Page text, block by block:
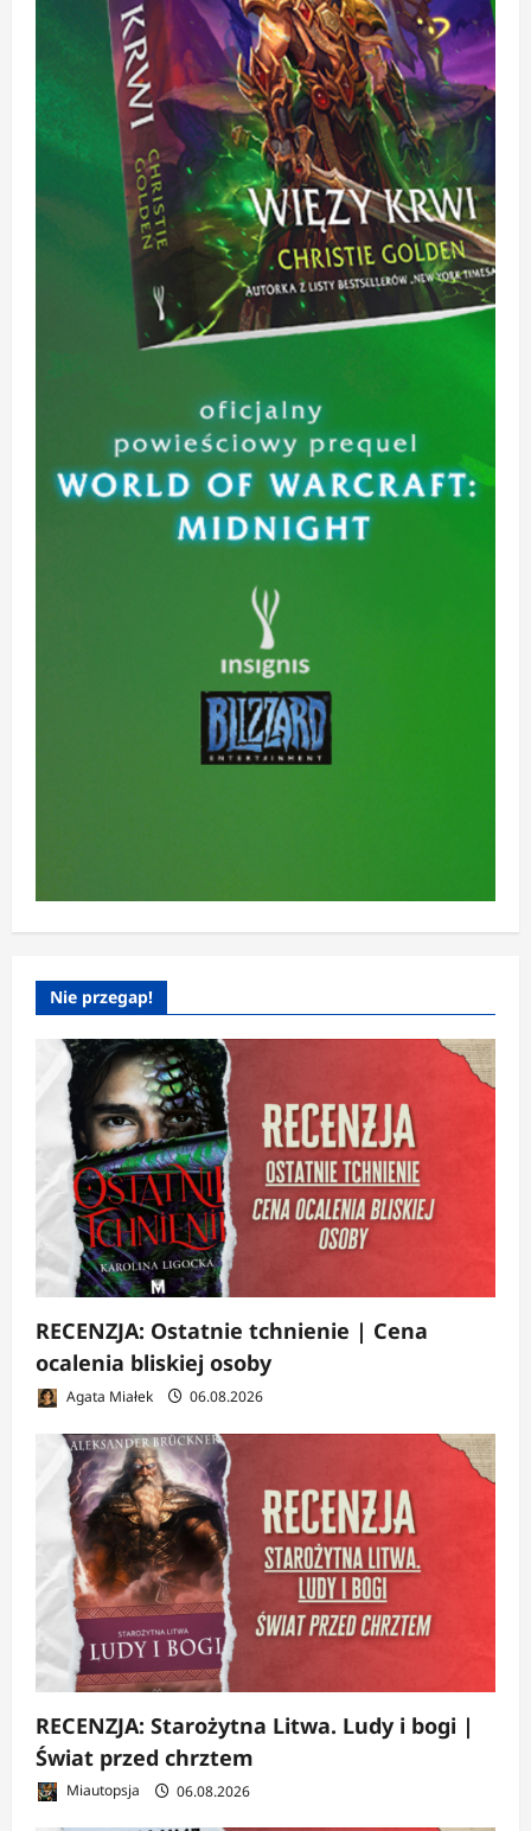
Nie przegap!
RECENZJA: Ostatnie tchnienie | Cena
ocalenia bliskiej osoby
Agata Miałek 06.08.2026
RECENZJA: Starożytna Litwa. Ludy i bogi |
Świat przed chrztem
Miautopsja 06.08.2026